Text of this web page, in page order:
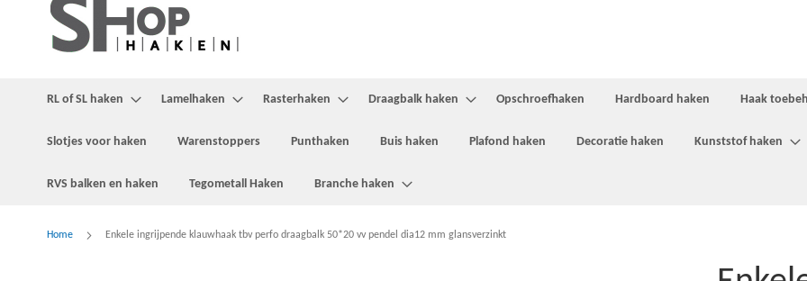
RL of SL haken Lamelhaken Rasterhaken Draagbalk haken Opschroefhaken Hardboard haken Haak
Slotjes voor haken Warenstoppers Punthaken Buis haken Plafond haken Decoratie haken Kunststof haken
RVS balken en haken Tegometall Haken Branche haken
Home Enkele ingrijpende klauwhaak tbv perfo draagbalk 50*20 vv pendel dia12 mm glansverzinkt